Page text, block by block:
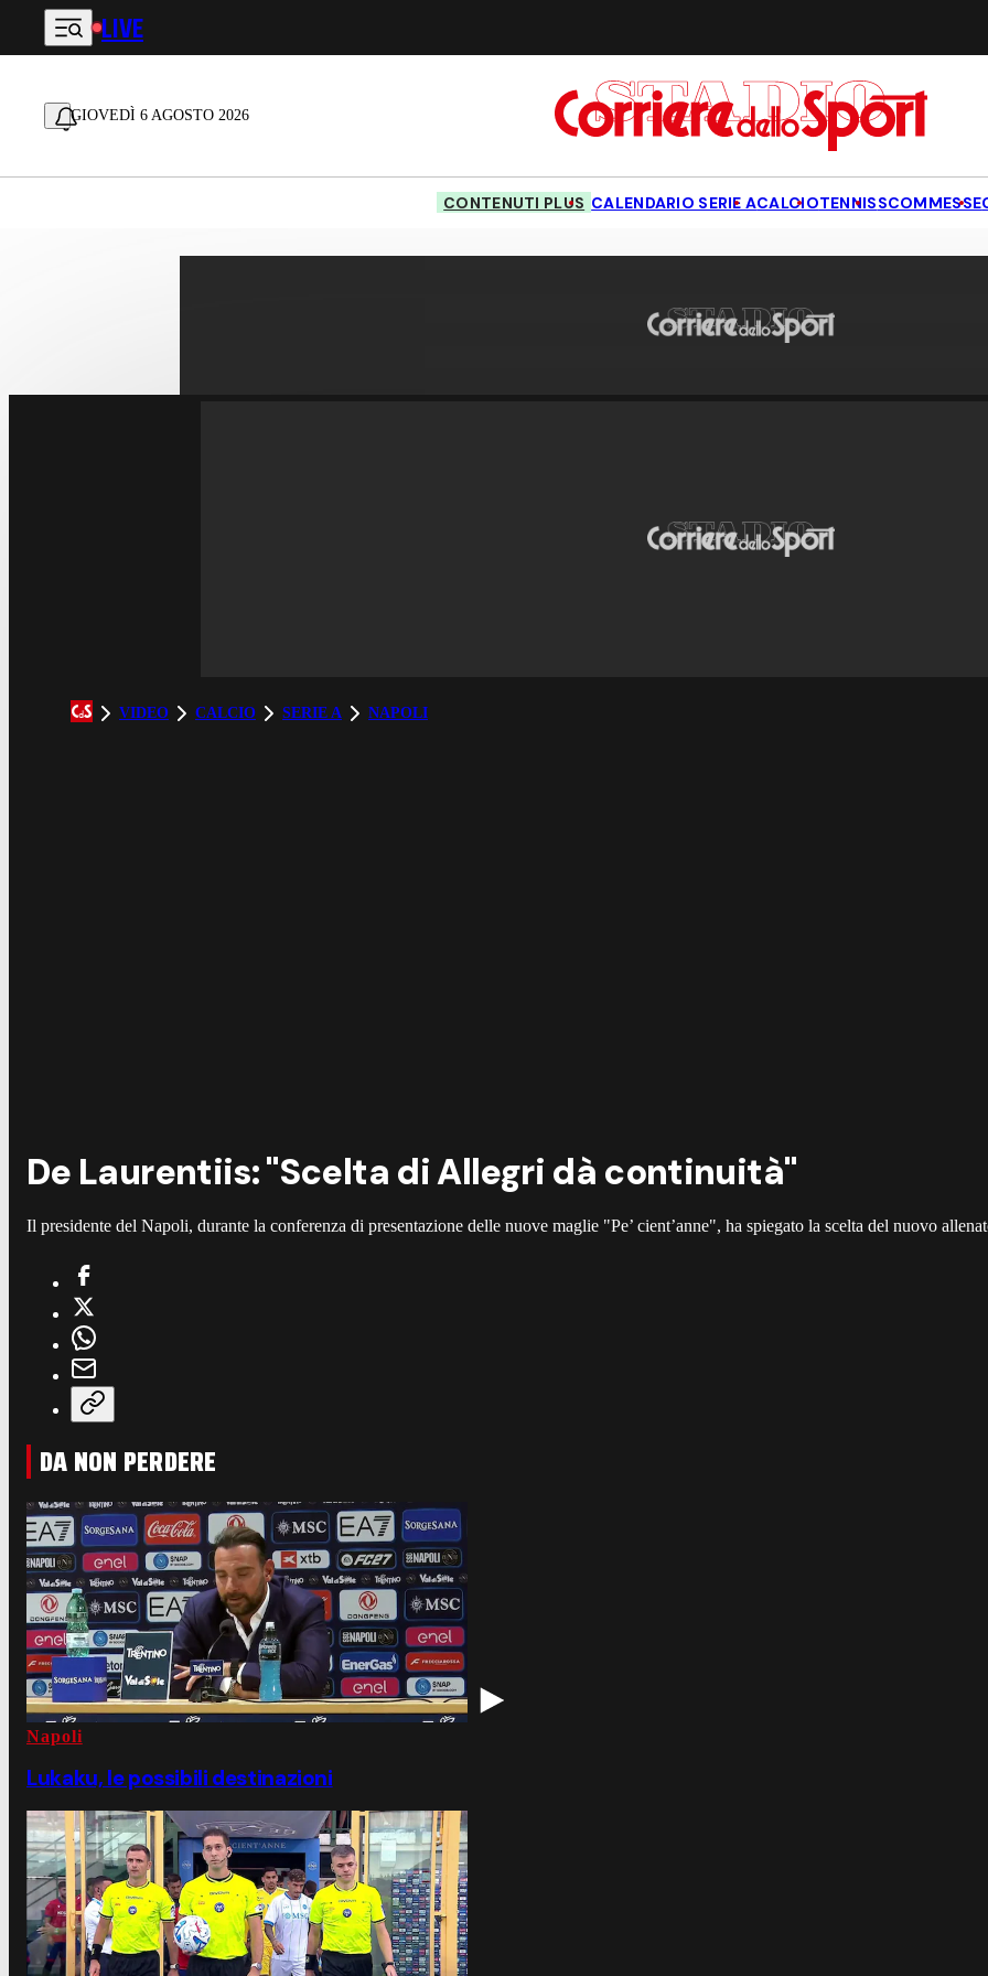
Vai al contenuto principale
LIVE
GIOVEDÌ 6 AGOSTO 2026
CONTENUTI PLUS CALENDARIO SERIE ACALCIOTENNISSCOMMESSE
VIDEO CALCIO SERIE A NAPOLI
De Laurentiis: "Scelta di Allegri dà continuità"
Il presidente del Napoli, durante la conferenza di presentazione delle nuove maglie "Pe’ cient’anne", ha spiegato la scelta del nuovo
DA NON PERDERE
Napoli
Lukaku, le possibili destinazioni